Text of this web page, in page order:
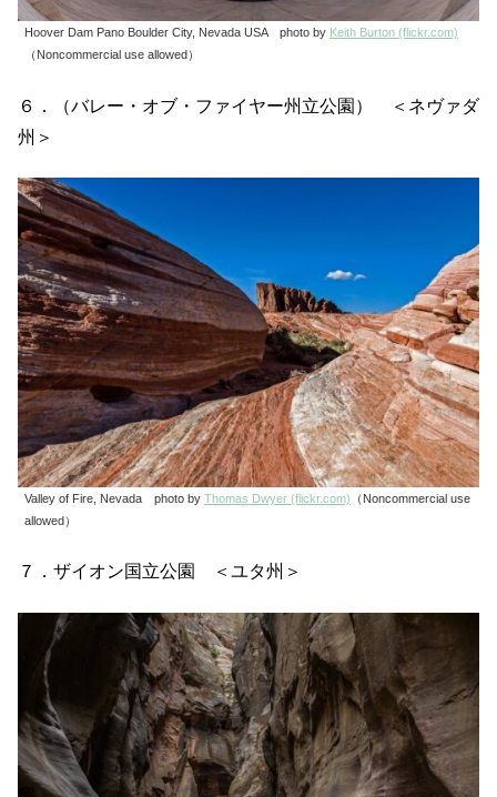
Hoover Dam Pano Boulder City, Nevada USA photo by Keith Burton (flickr.com)
（Noncommercial use allowed）
６．（バレー・オブ・ファイヤー州立公園） ＜ネヴァダ
州＞
Valley of Fire, Nevada photo by Thomas Dwyer (flickr.com) （Noncommercial use
allowed）
７．ザイオン国立公園 ＜ユタ州＞